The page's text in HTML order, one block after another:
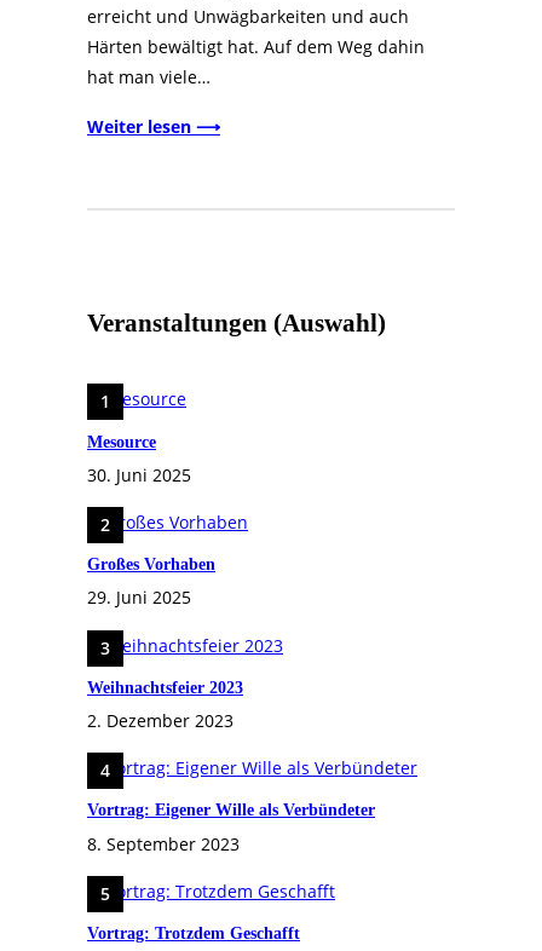
erreicht und Unwägbarkeiten und auch
Härten bewältigt hat. Auf dem Weg dahin
hat man viele…
Weiter lesen ⟶
Veranstaltungen (Auswahl)
Mesource
30. Juni 2025
Großes Vorhaben
29. Juni 2025
Weihnachtsfeier 2023
2. Dezember 2023
Vortrag: Eigener Wille als Verbündeter
8. September 2023
Vortrag: Trotzdem Geschafft